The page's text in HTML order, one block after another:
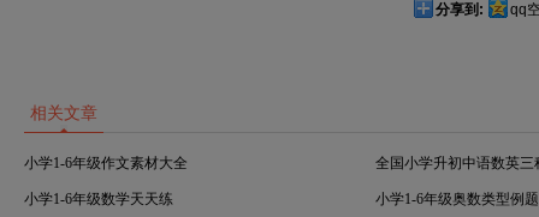
分享到: qq
相关文章
小学1-6年级作文素材大全 全国小学升初中语数英三
小学1-6年级数学天天练 小学1-6年级奥数类型例